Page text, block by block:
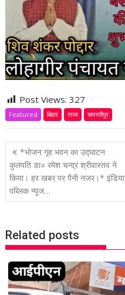
Post Views:327
Featured बिहार राज्य समस्तीपुर
P
o
s
t
a
v
i
g
a
*भोजन गृह भवन का उद्घाटन
कुलपति डा० रमेश चन्द्र श्रीवास्तव ने
किया। हर खबर पर पैनी नजर।* इंडिया
पब्लिक न्यूज…
Related posts